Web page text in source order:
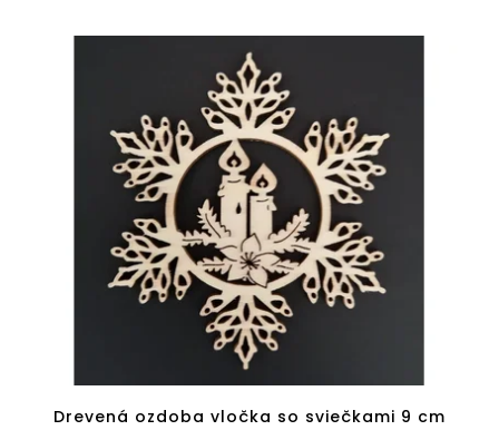
Drevená ozdoba vločka so sviečkami 9 cm